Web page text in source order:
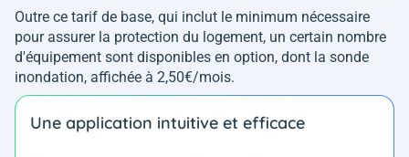
Outre ce tarif de base, qui inclut le minimum nécessaire
pour assurer la protection du logement, un certain nombre
d'équipement sont disponibles en option, dont la sonde
inondation, affichée à 2,50€/mois.
Une application intuitive et efficace